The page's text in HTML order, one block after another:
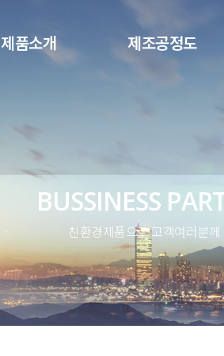
제품소개 제조공정도
BUSSINESS
친환경제품으로 고객여러분